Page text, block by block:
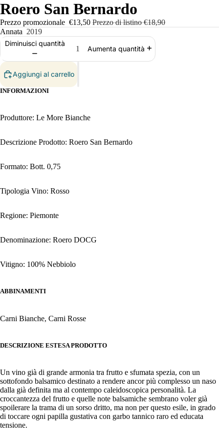
Roero San Bernardo
Prezzo promozionale €13,50 Prezzo di listino€18,90
Annata 2019
Diminuisci quantità
Aumenta quantità
Aggiungi al carrello
INFORMAZIONI
Produttore: Le More Bianche
Descrizione Prodotto: Roero San Bernardo
Formato: Bott. 0,75
Tipologia Vino: Rosso
Regione: Piemonte
Denominazione: Roero DOCG
Vitigno: 100% Nebbiolo
ABBINAMENTI
Carni Bianche, Carni Rosse
DESCRIZIONE ESTESA PRODOTTO
Un vino già di grande armonia tra frutto e sfumata spezia, con un
sottofondo balsamico destinato a rendere ancor più complesso un naso
dalla già definita ma al contempo caleidoscopica personalità. La
croccantezza del frutto e quelle note balsamiche sembrano voler già
spoilerare la trama di un sorso dritto, ma non per questo esile, in grado
di toccare ogni papilla gustativa con garbo tannico raro ed educata
tensione.